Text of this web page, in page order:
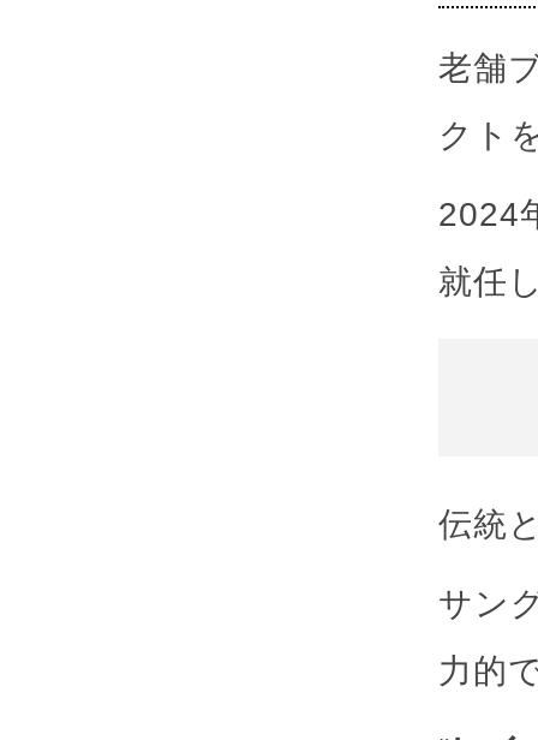
老舗
クト
2024
就任
伝統
サン
力的